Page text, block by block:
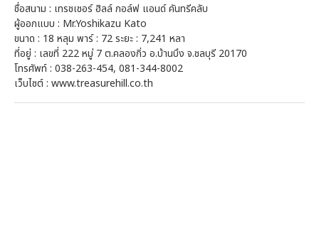
ชื่อสนาม : เทรชเชอร์ ฮิลล์ กอล์ฟ แอนด์ คันทรีคลับ
ผู้ออกแบบ : Mr.Yoshikazu Kato
ขนาด : 18 หลุม พาร์ : 72 ระยะ : 7,241 หลา
ที่อยู่ : เลขที่ 222 หมู่ 7 ต.คลองกิ่ว อ.บ้านบึง จ.ชลบุรี 20170
โทรศัพท์ : 038-263-454, 081-344-8002
เว็บไซต์ : www.treasurehill.co.th